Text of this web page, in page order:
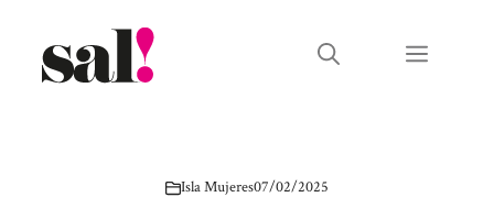
contenido
Menú
Isla Mujeres07/02/2025